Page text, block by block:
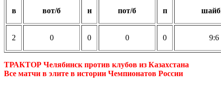
в вот/б н пот/б п
2 0 0 0 0 9:6
ТРАКТОР Челябинск против клубов из Казахстана
Все матчи в элите в истории Чемпионатов России